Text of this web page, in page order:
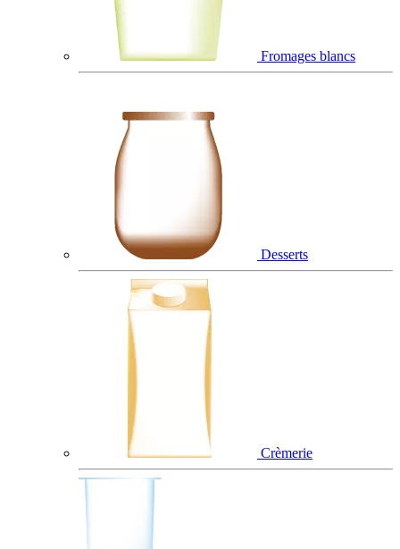
Fromages blancs
Desserts
Crèmerie